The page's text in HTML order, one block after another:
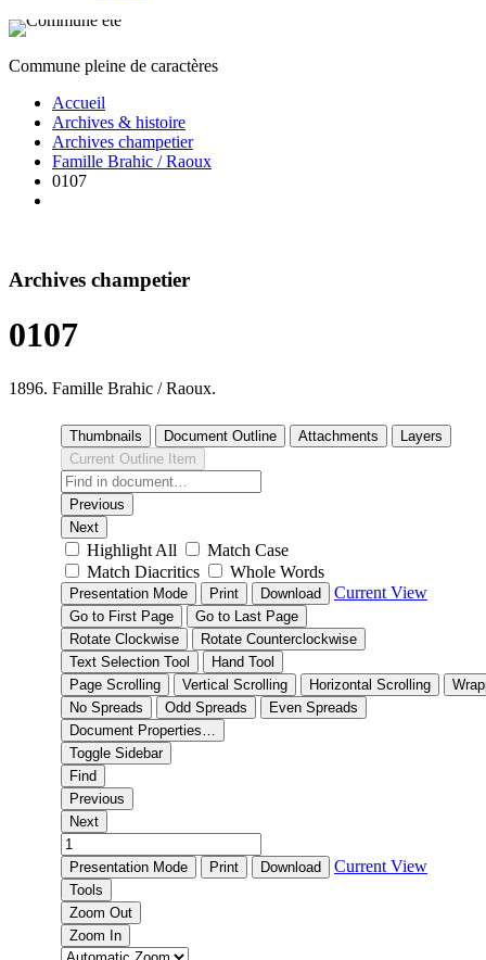
Commune pleine de caractères
Accueil
Archives & histoire
Archives champetier
Famille Brahic / Raoux
0107
Archives champetier
0107
1896. Famille Brahic / Raoux.